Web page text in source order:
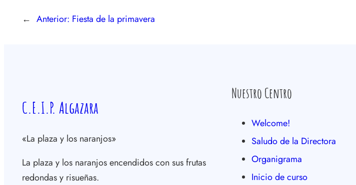
← Anterior: Fiesta de la primavera
C.E.I.P. Algazara
«La plaza y los naranjos»
La plaza y los naranjos encendidos con sus frutas
redondas y risueñas.
Nuestro Centro
Welcome!
Saludo de la Directora
Organigrama
Inicio de curso